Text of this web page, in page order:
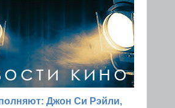
Джон Си Рэйли,